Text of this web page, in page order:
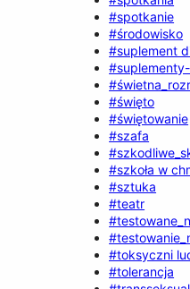
#spotkanie
#środowisko
#suplement
#święto
#świętowanie
#szafa
#szkoła w
#sztuka
#teatr
#toksyczni
#tolerancja